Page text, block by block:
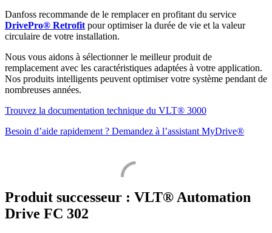
Danfoss recommande de le remplacer en profitant du service
DrivePro® Retrofit pour optimiser la durée de vie et la valeur
circulaire de votre installation.
Nous vous aidons à sélectionner le meilleur produit de
remplacement avec les caractéristiques adaptées à votre application.
Nos produits intelligents peuvent optimiser votre système pendant de
nombreuses années.
Trouvez la documentation technique du VLT® 3000
Besoin d’aide rapidement ? Demandez à l’assistant MyDrive®
Produit successeur : VLT® Automation
Drive FC 302